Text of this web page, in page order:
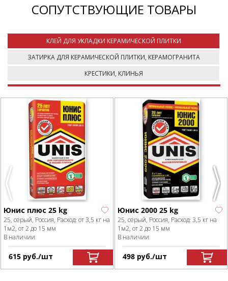
СОПУТСТВУЮЩИЕ ТОВАРЫ
КЛЕЙ ДЛЯ УКЛАДКИ КЕРАМИЧЕСКОЙ ПЛИТКИ
ЗАТИРКА ДЛЯ КЕРАМИЧЕСКОЙ ПЛИТКИ, КЕРАМОГРАНИТА
КРЕСТИКИ, КЛИНЬЯ
Previous
Юнис плюс 25 kg
25, серый, Россия, Расход: от 3,5 кг на
1м2, от 2 до 15 мм
В наличии
615 руб./шт
Юнис 2000 25 kg
25, серый, Россия, Расход: 3,5 кг на
1м2, от 2 до 15 мм
В наличии
498 руб./шт
Next